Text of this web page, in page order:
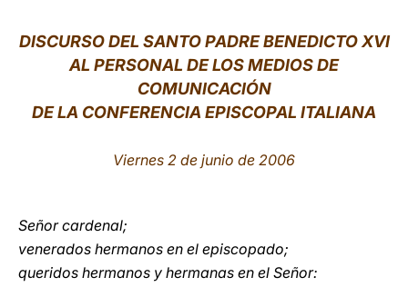
中文
DISCURSO DEL SANTO PADRE BENEDICTO XVI
AL PERSONAL DE LOS MEDIOS DE
COMUNICACIÓN
DE LA CONFERENCIA EPISCOPAL ITALIANA
Viernes 2 de junio de 2006
Señor cardenal;
venerados hermanos en el episcopado;
queridos hermanos y hermanas en el Señor: